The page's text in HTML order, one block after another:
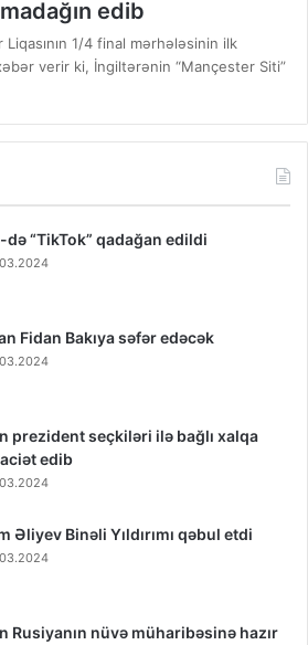
edib
1/4 final mərhələsinin ilk
verir ki, İngiltərənin “Mançester Siti”
də “TikTok” qadağan edildi
Fidan Bakıya səfər edəcək
prezident seçkiləri ilə bağlı xalqa
edib
Əliyev Binəli Yıldırımı qəbul etdi
Rusiyanın nüvə müharibəsinə hazır